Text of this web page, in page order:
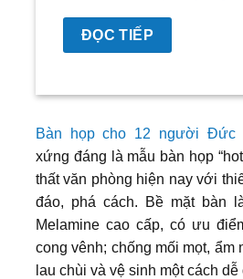
ĐỌC TIẾP
Bàn họp cho 12 người Đức
xứng đáng là mẫu bàn họp
thất văn phòng hiện nay với
đáo, phá cách. Bề mặt bàn
Melamine cao cấp, có ưu
cong vênh; chống mối mọt, ẩm
lau chùi và vệ sinh một cách